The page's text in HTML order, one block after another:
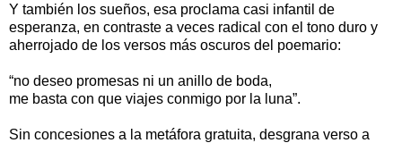
Y también los sueños, esa proclama casi infantil de
esperanza, en contraste a veces radical con el tono duro y
aherrojado de los versos más oscuros del poemario:
“no deseo promesas ni un anillo de boda,
me basta con que viajes conmigo por la luna”.
Sin concesiones a la metáfora gratuita, desgrana verso a